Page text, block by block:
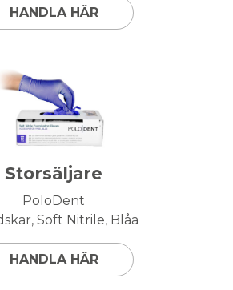
HANDLA HÄR
Storsäljare
PoloDent
Soft Nitrile, Blåa
HANDLA HÄR